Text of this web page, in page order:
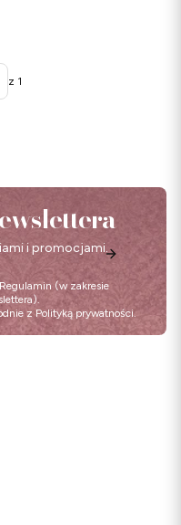
z 1
i promocjami.
Regulamin (w zakresie
z Polityką prywatności.